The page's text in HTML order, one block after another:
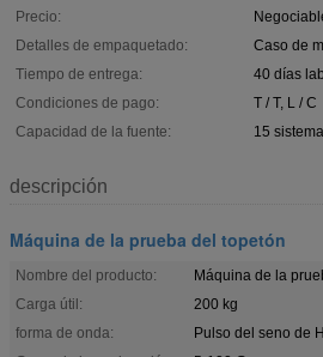
Precio:
Detalles de empaquetado:
Caso de
Tiempo de entrega:
40 días
Condiciones de pago:
T / T, L / C
Capacidad de la fuente:
15
descripción
Máquina de la prueba del topetón
Nombre del producto:
Máquina de la
Carga útil:
200 kg
forma de onda:
Pulso del seno de